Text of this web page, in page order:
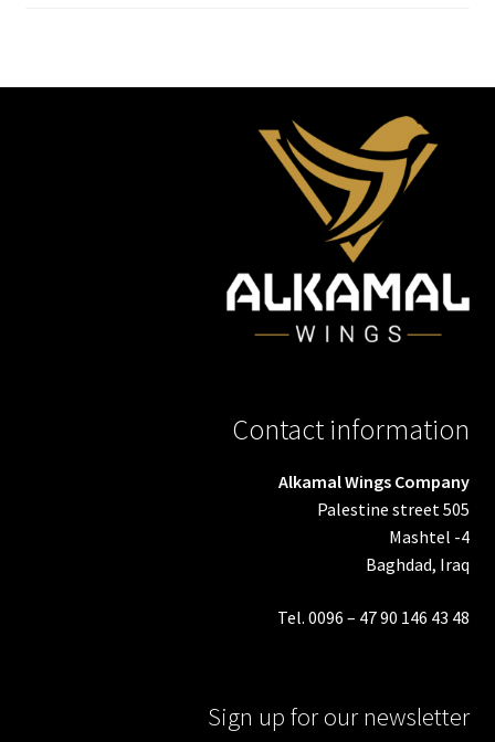
Contact information
Alkamal Wings Company
Palestine street 505
Mashtel -4
Baghdad, Iraq
Tel. 0096 – 47 90 146 43 48
Sign up for our newsletter